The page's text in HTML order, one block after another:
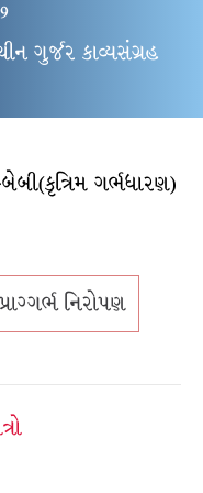
ગુર્જર કાવ્યસંગ્રહ
ગર્ભધારણ)
પ્રાગ્ગર્ભ નિરોપણ